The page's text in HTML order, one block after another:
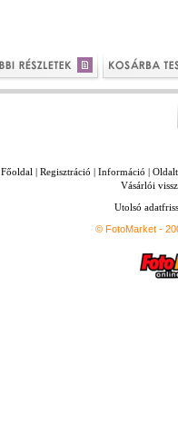
Főoldal | Regisztráció | Információ |
Vásárlói
Utolsó
© FotoMarket -